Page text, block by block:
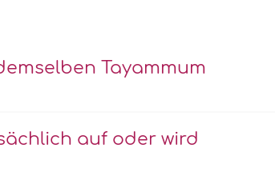
Tayammum
auf oder wird